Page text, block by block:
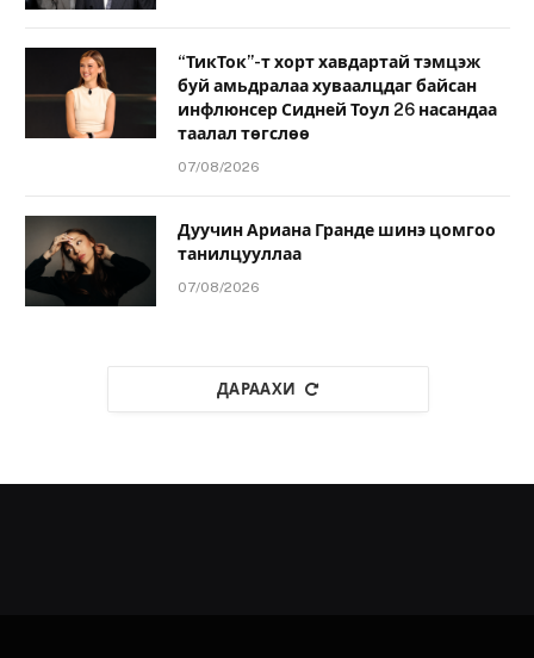
“ТикТок”-т хорт хавдартай тэмцэж
буй амьдралаа хуваалцдаг байсан
инфлюнсер Сидней Тоул 26 насандаа
таалал төгслөө
07/08/2026
Дуучин Ариана Гранде шинэ цомгоо
танилцууллаа
07/08/2026
ДАРААХИ